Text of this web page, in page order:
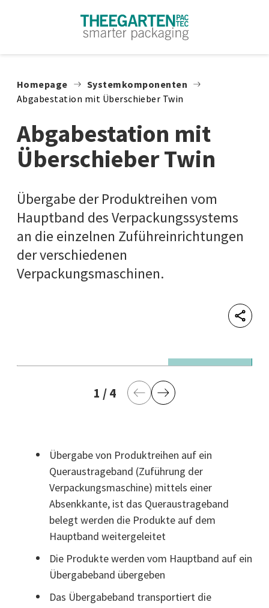
Homepage
Systemkomponenten
Abgabestation mit Überschieber Twin
Abgabestation mit
Überschieber Twin
Übergabe der Produktreihen vom
Hauptband des Verpackungssystems
an die einzelnen Zuführeinrichtungen
der verschiedenen
Verpackungsmaschinen.
© Theegarten-Pactec GmbH & Co. KG
1 aktuelle Seite
/4 letzte Seite
Vorherige Seite
Nächste Seite
Übergabe von Produktreihen auf ein
Queraustrageband (Zuführung der
Verpackungsmaschine) mittels einer
Absenkkante, ist das Queraustrageband
belegt werden die Produkte auf dem
Hauptband weitergeleitet
Die Produkte werden vom Hauptband auf ein
Übergabeband übergeben
Das Übergabeband transportiert die